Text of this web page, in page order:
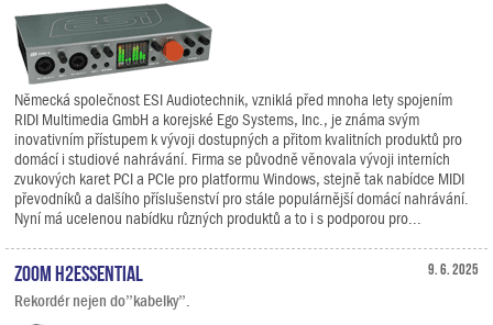
Německá společnost ESI Audiotechnik, vzniklá před mnoha lety spojením
RIDI Multimedia GmbH a korejské Ego Systems, Inc., je známa svým
inovativním přístupem k vývoji dostupných a přitom kvalitních produktů pro
domácí i studiové nahrávání. Firma se původně věnovala vývoji interních
zvukových karet PCI a PCIe pro platformu Windows, stejně tak nabídce MIDI
převodníků a dalšího příslušenství pro stále populárnější domácí nahrávání.
Nyní má ucelenou nabídku různých produktů a to i s podporou pro...
9. 6. 2025
Zoom H2essential
Rekordér nejen do”kabelky”.